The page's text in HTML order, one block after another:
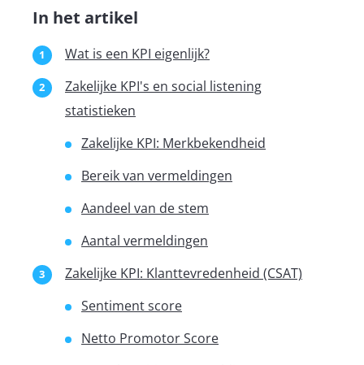
In het artikel
Wat is een KPI eigenlijk?
Zakelijke KPI's en social listening
statistieken
Zakelijke KPI: Merkbekendheid
Bereik van vermeldingen
Aandeel van de stem
Aantal vermeldingen
Zakelijke KPI: Klanttevredenheid (CSAT)
Sentiment score
Netto Promotor Score